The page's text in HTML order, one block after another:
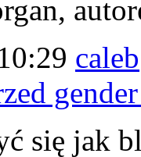
caleb
się jak